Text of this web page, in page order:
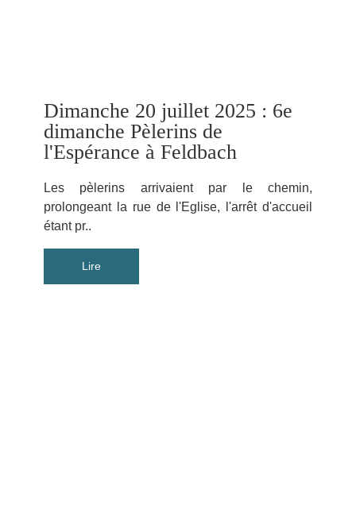
Dimanche 20 juillet 2025 : 6e
dimanche Pèlerins de
l'Espérance à Feldbach
Les pèlerins arrivaient par le chemin,
prolongeant la rue de l'Eglise, l'arrêt d'accueil
étant pr..